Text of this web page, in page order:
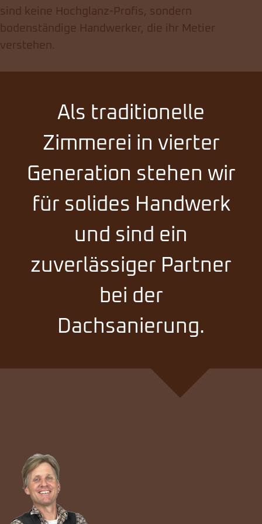
sind keine Hochglanz-Profis, sondern
bodenständige Handwerker, die ihr Metier
verstehen.
Als traditionelle
Zimmerei in vierter
Generation stehen wir
für solides Handwerk
und sind ein
zuverlässiger Partner
bei der
Dachsanierung.